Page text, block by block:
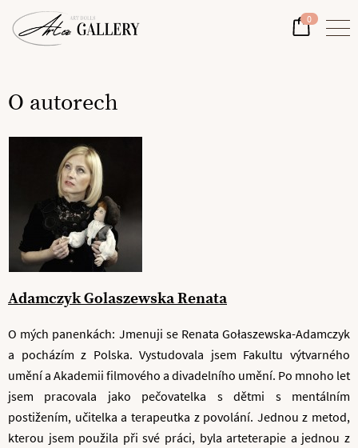
0
O autorech
Adamczyk Golaszewska Renata
O mých panenkách: Jmenuji se Renata Gołaszewska-Adamczyk
a pocházím z Polska. Vystudovala jsem Fakultu výtvarného
umění a Akademii filmového a divadelního umění. Po mnoho let
jsem pracovala jako pečovatelka s dětmi s mentálním
postižením, učitelka a terapeutka z povolání. Jednou z metod,
kterou jsem použila při své práci, byla arteterapie a jednou z